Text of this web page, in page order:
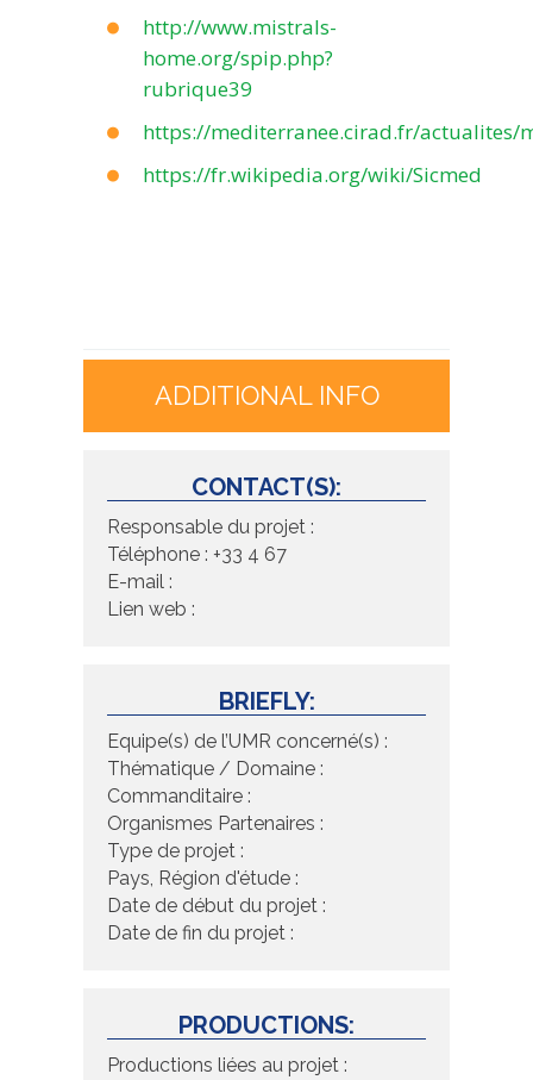
http://www.mistrals-
home.org/spip.php?
rubrique39
https://mediterranee.cirad.fr/actualites/
https://fr.wikipedia.org/wiki/Sicmed
ADDITIONAL INFO
CONTACT(S):
Responsable du projet :
Téléphone : +33 4 67
E-mail :
Lien web :
BRIEFLY:
Equipe(s) de l’UMR concerné(s) :
Thématique / Domaine :
Commanditaire :
Organismes Partenaires :
Type de projet :
Pays, Région d'étude :
Date de début du projet :
Date de fin du projet :
PRODUCTIONS:
Productions liées au projet :